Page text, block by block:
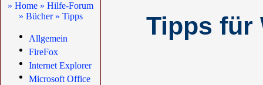
» Home » Hilfe-Forum
» Bücher » Tipps
Allgemein
FireFox
Internet Explorer
Microsoft Office
Tipps für